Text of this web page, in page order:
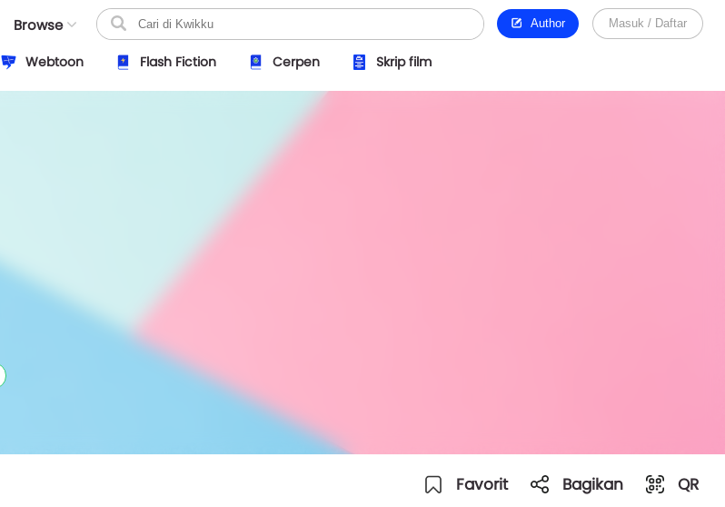
Browse Author Masuk / Daftar
Webtoon Flash Fiction Cerpen Skrip film
Favorit Bagikan QR